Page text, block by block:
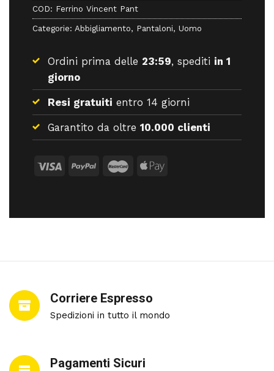
COD: Ferrino Vincent Pant
Categorie: Abbigliamento, Pantaloni, Uomo
Ordini prima delle 23:59, spediti in 1
giorno
Resi gratuiti entro 14 giorni
Garantito da oltre 10.000 clienti
Corriere Espresso
Spedizioni in tutto il mondo
Pagamenti Sicuri